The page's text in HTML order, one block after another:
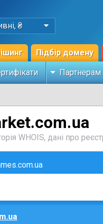
₴
Підбір домену
Партнерам
WHOIS, дані про